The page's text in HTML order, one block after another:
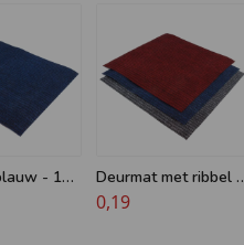
- 100
Deurmat met ribbel -
op maat
0,19